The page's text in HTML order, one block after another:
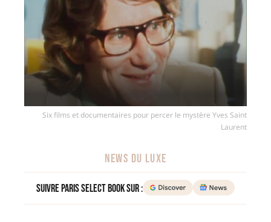
Six films et documentaires pour percer le mystère Yves Saint
Laurent
NEWS DU LUXE
Suivre Paris Select Book sur :